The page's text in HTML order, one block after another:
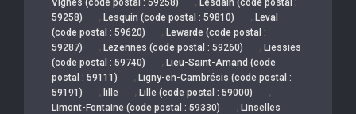
59258)
, Lesquin (code postal : 59810) , Leval
(code postal : 59620)
, Lewarde (code postal :
59287)
, Lezennes (code postal : 59260) , Liessies
(code postal : 59740)
, Lieu-Saint-Amand (code
postal : 59111)
, Ligny-en-Cambrésis (code postal :
59191)
, lille , Lille (code postal : 59000) ,
Limont-Fontaine (code postal : 59330) , Linselles